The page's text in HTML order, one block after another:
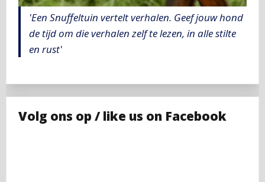
'Een Snuffeltuin vertelt verhalen. Geef jouw hond
de tijd om die verhalen zelf te lezen, in alle stilte
en rust'
Volg ons op / like us on Facebook